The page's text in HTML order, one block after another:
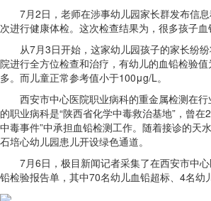
7月2日，老师在涉事幼儿园家长群发布信息
次进行健康体检。这次检查结果为，很多孩子血
从7月3日开始，这家幼儿园孩子的家长纷纷
院进行全方位检查和治疗，有幼儿的血铅检验
多。而儿童正常参考值小于100μg/L。
西安市中心医院职业病科的重金属检测在行
的职业病科是“陕西省化学中毒救治基地”，曾在
中毒事件”中承担血铅检测工作。随着接诊的天
石培心幼儿园患儿开设绿色通道。
7月6日，极目新闻记者采集了在西安市中心
铅检验报告单，其中70名幼儿血铅超标、4名幼